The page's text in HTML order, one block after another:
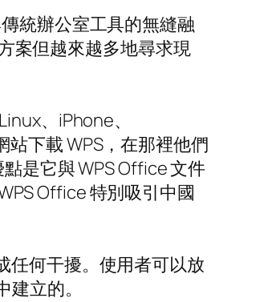
統辦公室工具的無縫融
案但越來越多地尋求現
、iPhone、
下載 WPS，在那裡他們
是它與 WPS Office 文件
Office 特別吸引中國
任何干擾。使用者可以放
立的。